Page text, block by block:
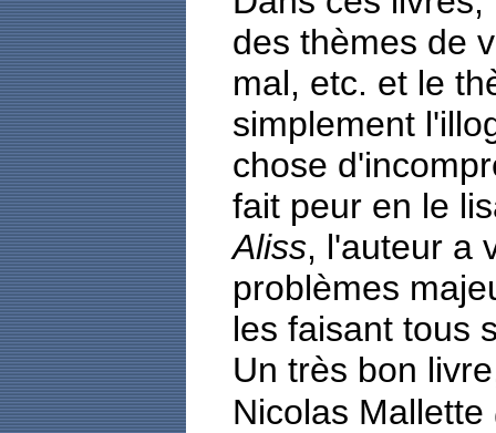
des thèmes de
mal, etc. et le
simplement
chose
fait peur en le
Aliss, l'auteur a
problèmes
les faisant tous
Un très bon
Nicolas Mallette